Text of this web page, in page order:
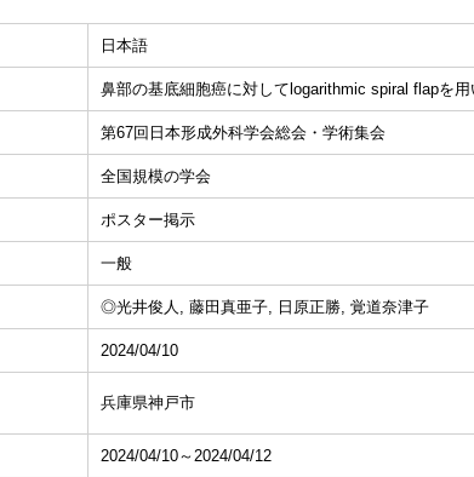
日本語
鼻部の基底細胞癌に対してlogarithmic spiral flapを用
第67回日本形成外科学会総会・学術集会
全国規模の学会
ポスター掲示
一般
◎光井俊人, 藤田真亜子, 日原正勝, 覚道奈津子
2024/04/10
兵庫県神戸市
2024/04/10～2024/04/12